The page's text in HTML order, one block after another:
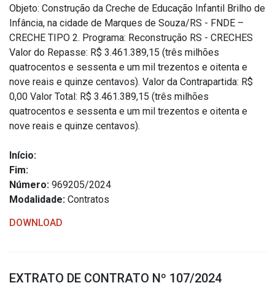
Concursos
Instruções Normativas
Licitações
Dispensas e Inexigibilidades
Chamamentos Públicos
Leis, Decretos e Portarias
Portal da Transparência
Radar da Transparência
Objeto: Construção da Creche de Educação Infantil Brilho de
Infância, na cidade de Marques de Souza/RS - FNDE –
CRECHE TIPO 2. Programa: Reconstrução RS - CRECHES
Valor do Repasse: R$ 3.461.389,15 (três milhões
quatrocentos e sessenta e um mil trezentos e oitenta e
nove reais e quinze centavos). Valor da Contrapartida: R$
0,00 Valor Total: R$ 3.461.389,15 (três milhões
quatrocentos e sessenta e um mil trezentos e oitenta e
nove reais e quinze centavos).
Início:
Fim:
Número: 969205/2024
Modalidade: Contratos
DOWNLOAD
EXTRATO DE CONTRATO Nº 107/2024